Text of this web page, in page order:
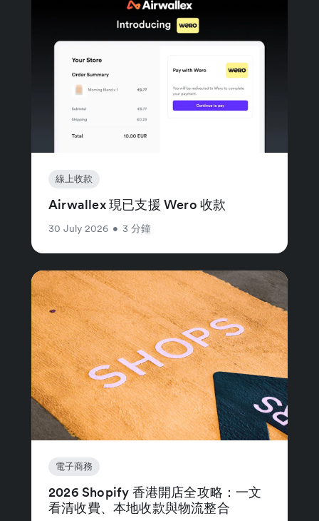
線上收款
Airwallex 現已支援 Wero 收款
30 July 2026 • 3 分鐘
電子商務
2026 Shopify 香港開店全攻略：一文
看清收費、本地收款與物流整合